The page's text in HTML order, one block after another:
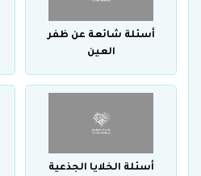
أسئلة شائعة عن ظفر
العين
أسئلة الخلايا الجذعية